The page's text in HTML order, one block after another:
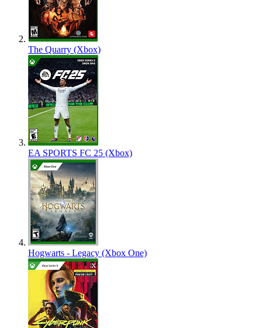
The Quarry (Xbox)
EA SPORTS FC 25 (Xbox)
Hogwarts - Legacy (Xbox One)